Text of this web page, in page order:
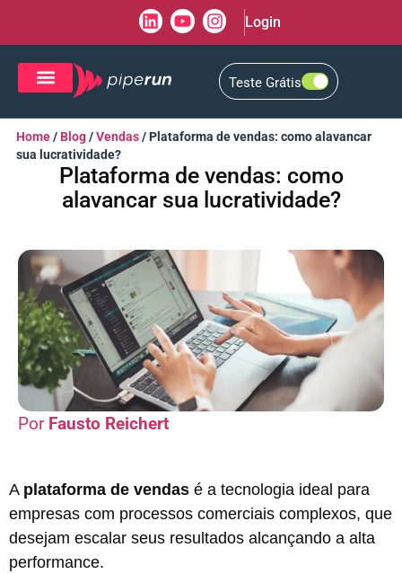
Login
Teste Grátis
Home/ Blog/Vendas/Plataforma de vendas: como alavancar
sua lucratividade?
Plataforma de vendas: como
alavancar sua lucratividade?
Fausto Reichert
A plataforma de vendas é a tecnologia ideal para
empresas com processos comerciais complexos, que
desejam escalar seus resultados alcançando a alta
performance.